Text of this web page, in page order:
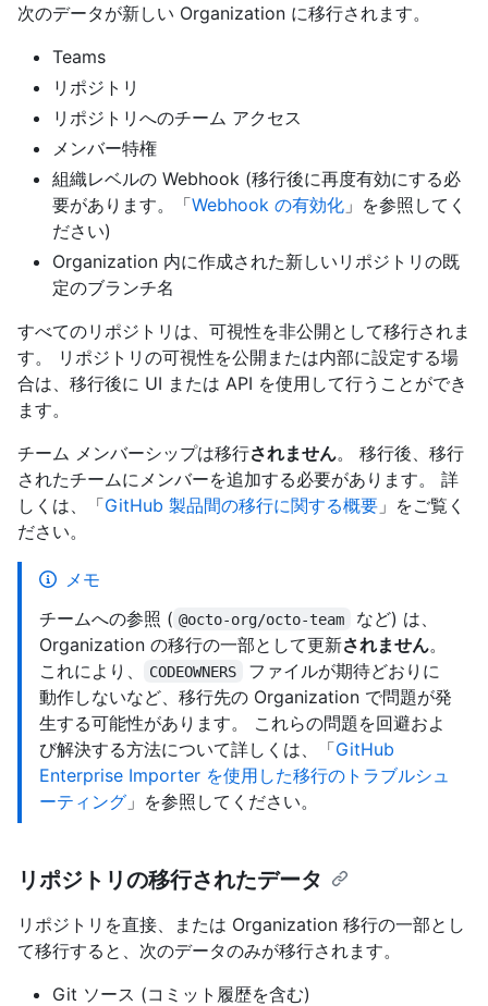
次のデータが新しい Organization に移行されます。
Teams
リポジトリ
リポジトリへのチーム アクセス
メンバー特権
組織レベルの Webhook (移行後に再度有効にする必
要があります。「Webhook の有効化 」を参照してく
ださい)
Organization 内に作成された新しいリポジトリの既
定のブランチ名
すべてのリポジトリは、可視性を非公開として移行されま
す。 リポジトリの可視性を公開または内部に設定する場
合は、移行後に UI または API を使用して行うことができ
ます。
チーム メンバーシップは移行されません。 移行後、移行
されたチームにメンバーを追加する必要があります。 詳
しくは、「GitHub 製品間の移行に関する概要 」をご覧く
ださい。
メモ
チームへの参照 ( @octo-org/octo-team
など) は、
Organization の移行の一部として更新されません。
これにより、
CODEOWNERS
ファイルが期待どおりに
動作しないなど、移行先の Organization で問題が発
生する可能性があります。 これらの問題を回避およ
び解決する方法について詳しくは、「GitHub
Enterprise Importer を使用した移行のトラブルシュ
ーティング 」を参照してください。
リポジトリの移行されたデータ
リポジトリを直接、または Organization 移行の一部とし
て移行すると、次のデータのみが移行されます。
Git ソース (コミット履歴を含む)